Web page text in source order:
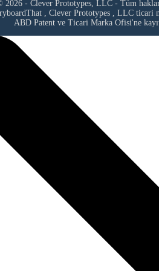
2026 - Clever Prototypes, LLC - Tüm
, Clever Prototypes , LLC ticari
ABD Patent ve Ticari Marka Ofisi'ne